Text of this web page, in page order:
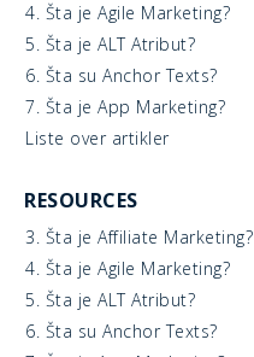
4. Šta je Agile Marketing?
5. Šta je ALT Atribut?
6. Šta su Anchor Texts?
7. Šta je App Marketing?
Liste over artikler
RESOURCES
3. Šta je Affiliate Marketing?
4. Šta je Agile Marketing?
5. Šta je ALT Atribut?
6. Šta su Anchor Texts?